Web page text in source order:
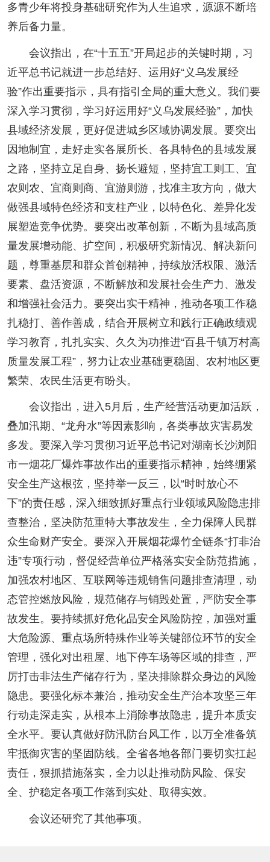
多青少年将投身基础研究作为人生追求，源源不断培
养后备力量。
会议指出，在“十五五”开局起步的关键时期，习
近平总书记就进一步总结好、运用好“义乌发展经
验”作出重要指示，具有指引全局的重大意义。我们要
深入学习贯彻，学习好运用好“义乌发展经验”，加快
县域经济发展，更好促进城乡区域协调发展。要突出
因地制宜，走好走实各展所长、各具特色的县域发展
之路，坚持立足自身、扬长避短，坚持宜工则工、宜
农则农、宜商则商、宜游则游，找准主攻方向，做大
做强县域特色经济和支柱产业，以特色化、差异化发
展塑造竞争优势。要突出改革创新，不断为县域高质
量发展增动能、扩空间，积极研究新情况、解决新问
题，尊重基层和群众首创精神，持续放活权限、激活
要素、盘活资源，不断解放和发展社会生产力、激发
和增强社会活力。要突出实干精神，推动各项工作稳
扎稳打、善作善成，结合开展树立和践行正确政绩观
学习教育，扎扎实实、久久为功推进“百县千镇万村高
质量发展工程”，努力让农业基础更稳固、农村地区更
繁荣、农民生活更有盼头。
会议指出，进入5月后，生产经营活动更加活跃，
叠加汛期、“龙舟水”等因素影响，各类事故灾害易发
多发。要深入学习贯彻习近平总书记对湖南长沙浏阳
市一烟花厂爆炸事故作出的重要指示精神，始终绷紧
安全生产这根弦，坚持举一反三，以“时时放心不
下”的责任感，深入细致抓好重点行业领域风险隐患排
查整治，坚决防范重特大事故发生，全力保障人民群
众生命财产安全。要深入开展烟花爆竹全链条“打非治
违”专项行动，督促经营单位严格落实安全防范措施，
加强农村地区、互联网等违规销售问题排查清理，动
态管控燃放风险，规范储存与销毁处置，严防安全事
故发生。要持续抓好危化品安全风险防控，加强对重
大危险源、重点场所特殊作业等关键部位环节的安全
管理，强化对出租屋、地下停车场等区域的排查，严
厉打击非法生产储存行为，坚决排除群众身边的风险
隐患。要强化标本兼治，推动安全生产治本攻坚三年
行动走深走实，从根本上消除事故隐患，提升本质安
全水平。要认真做好防汛防台风工作，以万全准备筑
牢抵御灾害的坚固防线。全省各地各部门要切实扛起
责任，狠抓措施落实，全力以赴推动防风险、保安
全、护稳定各项工作落到实处、取得实效。
会议还研究了其他事项。